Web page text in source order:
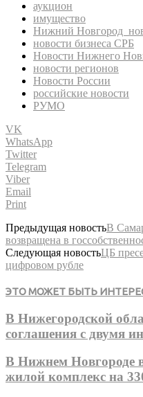
аукцион
имущество
Нижний Новгород
новости бизнеса СРБ
Новости Нижнего
новости регионов
Новости России
российские новости
РУМО
VK
WhatsApp
Twitter
Telegram
Viber
Email
Print
Предыдущая новостьВ
возвращена в
Следующая новостьЦБ
цифровом рубле
ЭТО МОЖЕТ БЫТЬ
В Нижегородской
соглашения с двумя
В Нижнем Новгороде
жилой комплекс на